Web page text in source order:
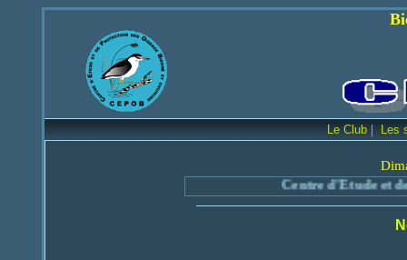
Bienvenue sur
Le Club | Les
Centre d'Etude et de Protection